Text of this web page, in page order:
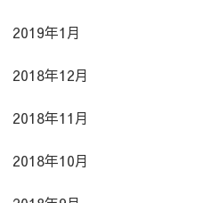
2019年1月
2018年12月
2018年11月
2018年10月